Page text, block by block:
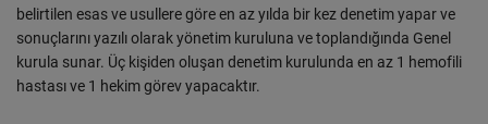
belirtilen esas ve usullere göre en az yılda bir kez denetim yapar ve
sonuçlarını yazılı olarak yönetim kuruluna ve toplandığında Genel
kurula sunar. Üç kişiden oluşan denetim kurulunda en az 1 hemofili
hastası ve 1 hekim görev yapacaktır.